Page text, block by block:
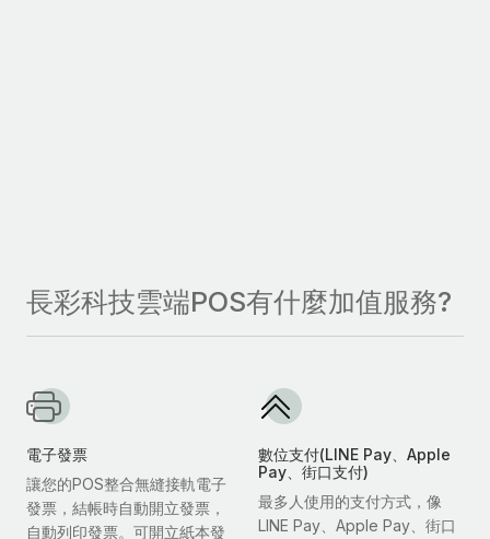
長彩科技雲端POS有什麼加值服務?
電子發票
讓您的POS整合無縫接軌電子
發票，結帳時自動開立發票，
自動列印發票。可開立紙本發
數位支付(LINE Pay、Apple
Pay、街口支付)
最多人使用的支付方式，像
LINE Pay、Apple Pay、街口